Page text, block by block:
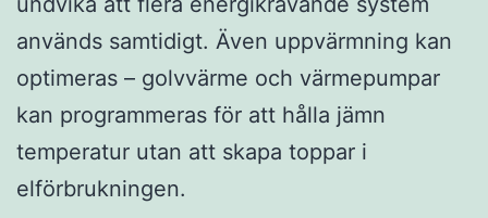
används samtidigt. Även uppvärmning kan
optimeras – golvvärme och värmepumpar
kan programmeras för att hålla jämn
temperatur utan att skapa toppar i
elförbrukningen.